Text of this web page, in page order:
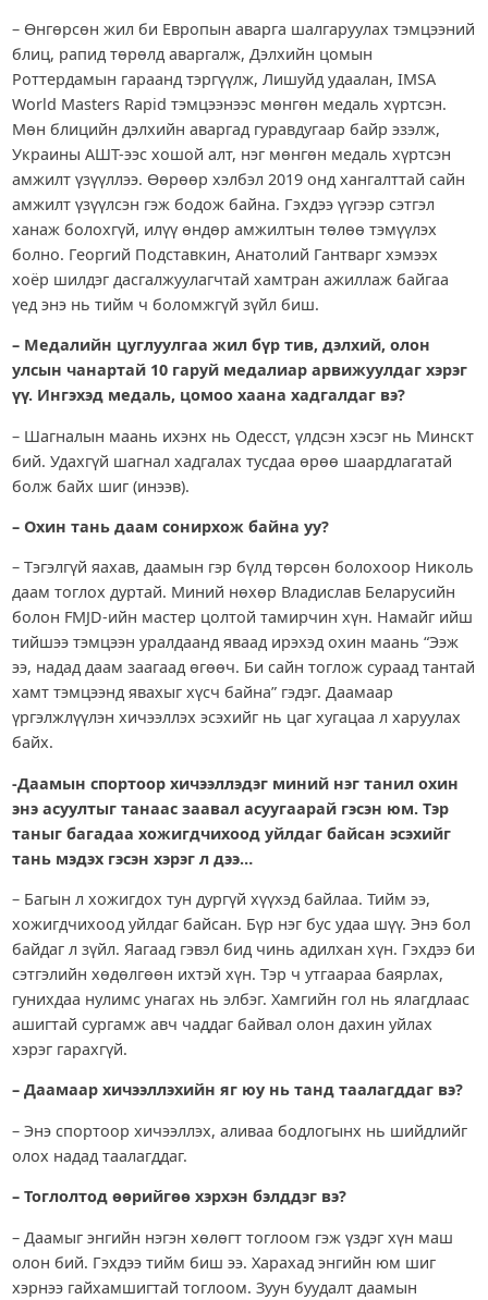
– Өнгөрсөн жил би Европын аварга шалгаруулах тэмцээний
блиц, рапид төрөлд аваргалж, Дэлхийн цомын
Роттердамын гараанд тэргүүлж, Лишуйд удаалан, IMSA
World Masters Rapid тэмцээнээс мөнгөн медаль хүртсэн.
Мөн блицийн дэлхийн аваргад гуравдугаар байр эзэлж,
Украины АШТ-ээс хошой алт, нэг мөнгөн медаль хүртсэн
амжилт үзүүллээ. Өөрөөр хэлбэл 2019 онд хангалттай сайн
амжилт үзүүлсэн гэж бодож байна. Гэхдээ үүгээр сэтгэл
ханаж болохгүй, илүү өндөр амжилтын төлөө тэмүүлэх
болно. Георгий Подставкин, Анатолий Гантварг хэмээх
хоёр шилдэг дасгалжуулагчтай хамтран ажиллаж байгаа
үед энэ нь тийм ч боломжгүй зүйл биш.
– Медалийн цуглуулгаа жил бүр тив, дэлхий, олон
улсын чанартай 10 гаруй медалиар арвижуулдаг хэрэг
үү. Ингэхэд медаль, цомоо хаана хадгалдаг вэ?
– Шагналын маань ихэнх нь Одесст, үлдсэн хэсэг нь Минскт
бий. Удахгүй шагнал хадгалах тусдаа өрөө шаардлагатай
болж байх шиг (инээв).
– Охин тань даам сонирхож байна уу?
– Тэгэлгүй яахав, даамын гэр бүлд төрсөн болохоор Николь
даам тоглох дуртай. Миний нөхөр Владислав Беларусийн
болон FMJD-ийн мастер цолтой тамирчин хүн. Намайг ийш
тийшээ тэмцээн уралдаанд яваад ирэхэд охин маань “Ээж
ээ, надад даам заагаад өгөөч. Би сайн тоглож сураад тантай
хамт тэмцээнд явахыг хүсч байна” гэдэг. Даамаар
үргэлжлүүлэн хичээллэх эсэхийг нь цаг хугацаа л харуулах
байх.
-Даамын спортоор хичээллэдэг миний нэг танил охин
энэ асуултыг танаас заавал асуугаарай гэсэн юм. Тэр
таныг багадаа хожигдчихоод уйлдаг байсан эсэхийг
тань мэдэх гэсэн хэрэг л дээ…
– Багын л хожигдох тун дургүй хүүхэд байлаа. Тийм ээ,
хожигдчихоод уйлдаг байсан. Бүр нэг бус удаа шүү. Энэ бол
байдаг л зүйл. Яагаад гэвэл бид чинь адилхан хүн. Гэхдээ би
сэтгэлийн хөдөлгөөн ихтэй хүн. Тэр ч утгаараа баярлах,
гунихдаа нулимс унагах нь элбэг. Хамгийн гол нь ялагдлаас
ашигтай сургамж авч чаддаг байвал олон дахин уйлах
хэрэг гарахгүй.
– Даамаар хичээллэхийн яг юу нь танд таалагддаг вэ?
– Энэ спортоор хичээллэх, аливаа бодлогынх нь шийдлийг
олох надад таалагддаг.
– Тоглолтод өөрийгөө хэрхэн бэлддэг вэ?
– Даамыг энгийн нэгэн хөлөгт тоглоом гэж үздэг хүн маш
олон бий. Гэхдээ тийм биш ээ. Харахад энгийн юм шиг
хэрнээ гайхамшигтай тоглоом. Зуун буудалт даамын